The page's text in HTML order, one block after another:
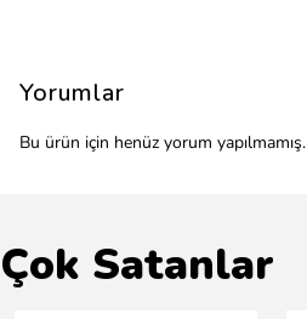
Yorumlar
Bu ürün için henüz yorum yapılmamış.
Çok Satanlar